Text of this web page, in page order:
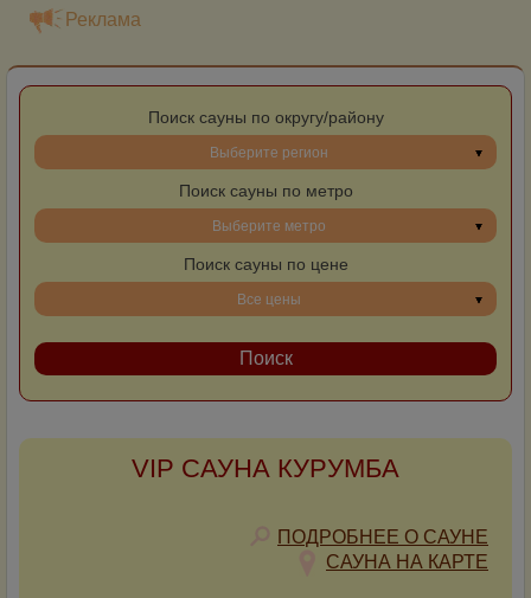
Реклама
Поиск сауны по округу/району
Выберите регион
Поиск сауны по метро
Выберите метро
Поиск сауны по цене
Все цены
VIP САУНА КУРУМБА
ПОДРОБНЕЕ О САУНЕ
САУНА НА КАРТЕ